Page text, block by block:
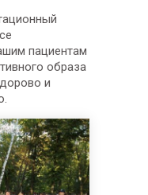
пациентам
образа
и